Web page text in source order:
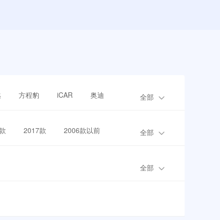
方程豹 iCAR 奥迪 全部
2017款 2006款以前 全部
全部